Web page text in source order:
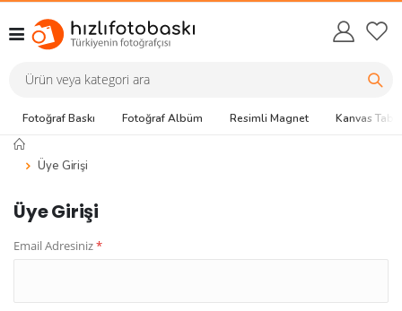
Fotoğraf Baskı Fotoğraf Albüm Resimli Magnet Kanvas
Üye Girişi
Üye Girişi
Email Adresiniz*